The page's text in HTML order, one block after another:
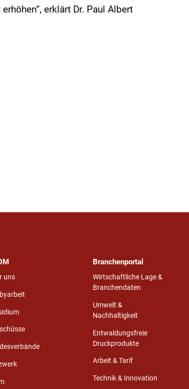
erklärt Dr. Paul Albert
uns
Branchenportal
Wirtschaftliche Lage &
Branchendaten
Umwelt &
Nachhaltigkeit
Entwaldungsfreie
Druckprodukte
Arbeit & Tarif
Technik & Innovation